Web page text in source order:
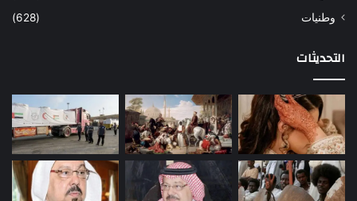
وطنيات
(628)
التحديثات